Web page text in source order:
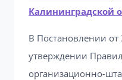
Калининградской
В Постановлении
утверждении
организационно-